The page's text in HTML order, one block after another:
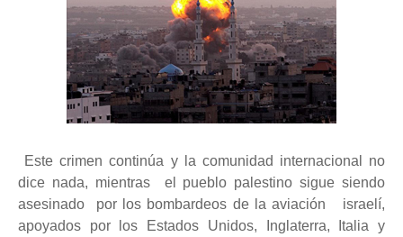
Este crimen continúa y la comunidad internacional no
dice nada, mientras el pueblo palestino sigue siendo
asesinado por los bombardeos de la aviación israelí,
apoyados por los Estados Unidos, Inglaterra, Italia y